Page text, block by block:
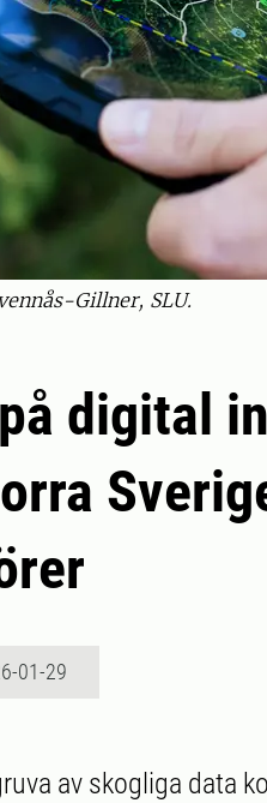
Gillner, SLU.
digital
01-29
av skogliga data